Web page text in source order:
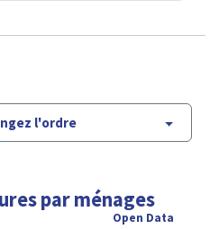
l'ordre
par ménages
Open Data